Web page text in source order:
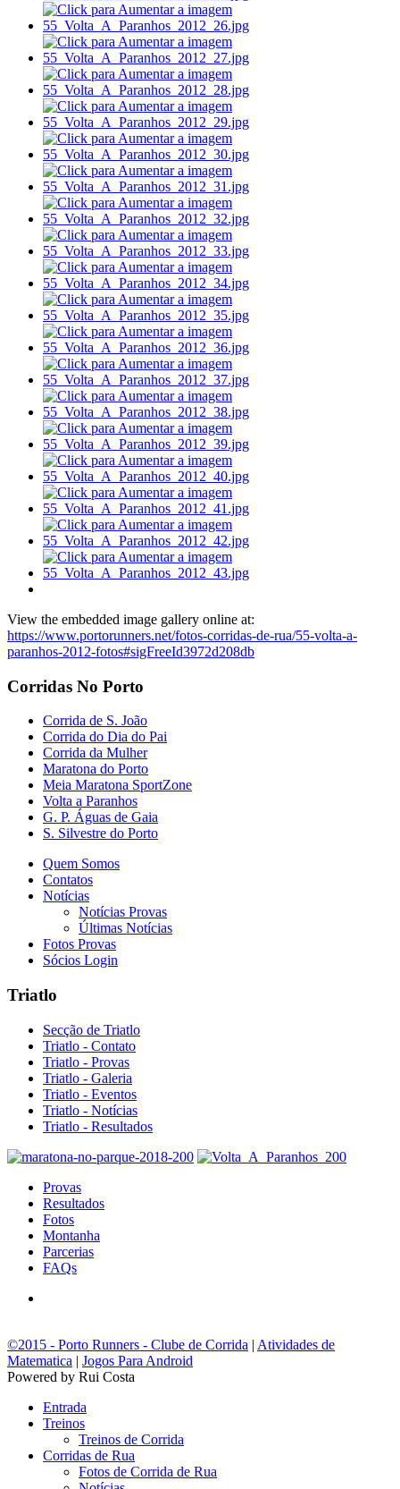
View the embedded image gallery online at:
https://www.portorunners.net/fotos-corridas-de-rua/55-volta-a-
paranhos-2012-fotos#sigFreeId3972d208db
Corridas No Porto
Corrida de S. João
Corrida do Dia do Pai
Corrida da Mulher
Maratona do Porto
Meia Maratona SportZone
Volta a Paranhos
G. P. Águas de Gaia
S. Silvestre do Porto
Quem Somos
Contatos
Notícias
Notícias Provas
Últimas Notícias
Fotos Provas
Sócios Login
Triatlo
Secção de Triatlo
Triatlo - Contato
Triatlo - Provas
Triatlo - Galeria
Triatlo - Eventos
Triatlo - Notícias
Triatlo - Resultados
Provas
Resultados
Fotos
Montanha
Parcerias
FAQs
©2015 - Porto Runners - Clube de Corrida | Atividades de
Matematica | Jogos Para Android
Powered by Rui Costa
Entrada
Treinos
Treinos de Corrida
Corridas de Rua
Fotos de Corrida de Rua